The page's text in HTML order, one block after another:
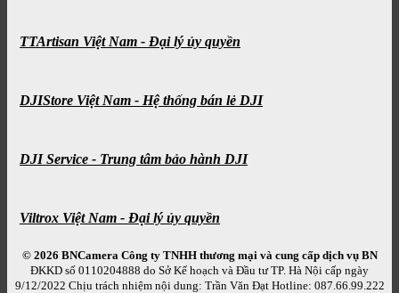
TTArtisan Việt Nam - Đại lý ủy quyền
DJIStore Việt Nam - Hệ thống bán lẻ DJI
DJI Service - Trung tâm bảo hành DJI
Viltrox Việt Nam - Đại lý ủy quyền
© 2026 BNCamera Công ty TNHH thương mại và cung cấp dịch vụ BN
ĐKKD số 0110204888 do Sở Kế hoạch và Đầu tư TP. Hà Nội cấp ngày
9/12/2022 Chịu trách nhiệm nội dung: Trần Văn Đạt Hotline: 087.66.99.222